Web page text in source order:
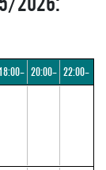
18:00– 20:00– 22:00–